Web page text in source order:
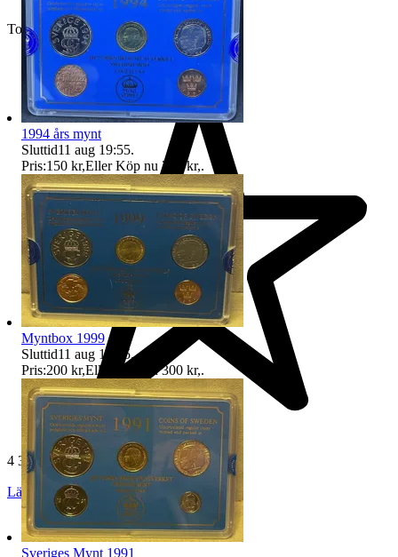
Toppsäljare
4 399 omdömen
Läs omdömen
1994 års mynt
Sluttid11 aug 19:55.
Pris:150 kr,Eller Köp nu 200 kr,.
Myntbox 1999
Sluttid11 aug 19:55.
Pris:200 kr,Eller Köp nu 300 kr,.
Sveriges Mynt 1991